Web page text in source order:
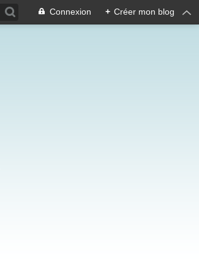
Connexion + Créer mon blog